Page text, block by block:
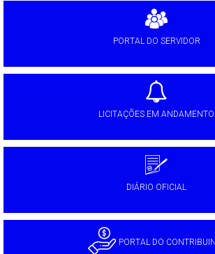
PORTAL DO SERVIDOR
LICITAÇÕES EM ANDAMENTO
DIÁRIO OFICIAL
PORTAL DO